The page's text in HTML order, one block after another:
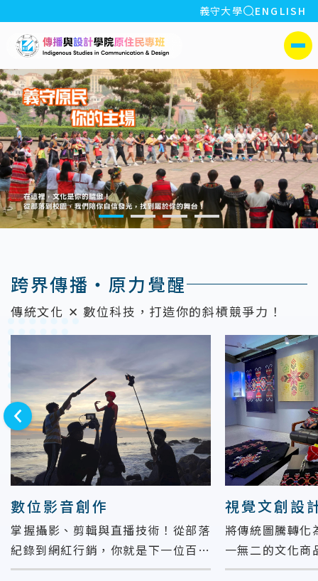
:::
義守大學 全站搜索
ENGLISH
義守大學傳播與設計學院
側選單
跨界傳播・原力覺醒
傳統文化 ✕ 數位科技，打造你的斜槓競爭力！
下一則
數位影音創作
掌握攝影、剪輯與直播技術！從部落
紀錄到網紅行銷，你就是下一位百萬
流量創作者！
視覺文創設
將傳統圖騰轉化
一無二的文化商